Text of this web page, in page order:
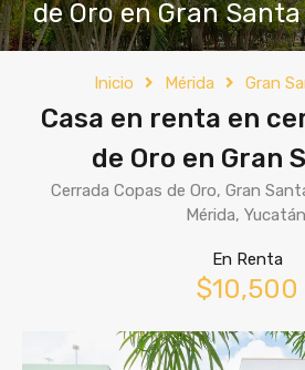
de Oro en Gran Santa
Inicio Mérida Gran
Casa en renta en
de Oro en Gran
Cerrada Copas de Oro, Gran
Mérida,
En Renta
$10,500